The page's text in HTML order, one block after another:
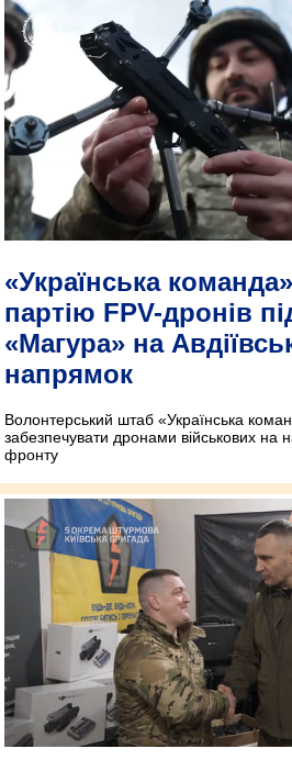
«Українська
партію FPV-дронів
«Магура» на
напрямок
Волонтерський штаб «Українська
забезпечувати дронами військових на
фронту